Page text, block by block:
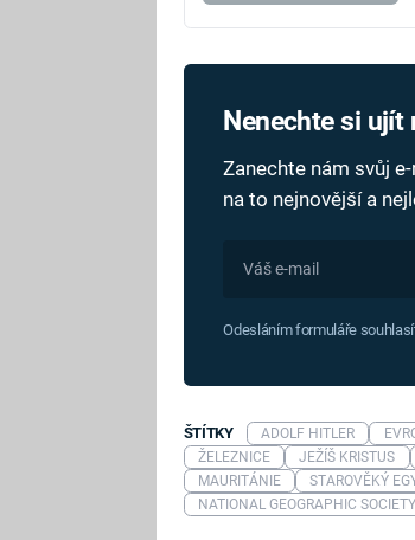
Nenechte si
Zanechte nám svůj
na to nejnovější a
Odesláním formuláře
ŠTÍTKY ADOLF HITLER
ŽELEZNICE
JEŽÍŠ KRISTUS
MAURITÁNIE
STAROVĚKÝ
NATIONAL GEOGRAPHIC SOCIETY